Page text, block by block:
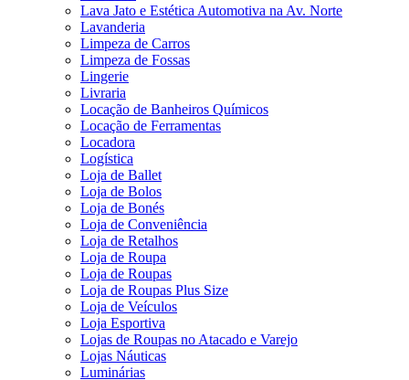
Lava Jato e Estética Automotiva na Av. Norte
Lavanderia
Limpeza de Carros
Limpeza de Fossas
Lingerie
Livraria
Locação de Banheiros Químicos
Locação de Ferramentas
Locadora
Logística
Loja de Ballet
Loja de Bolos
Loja de Bonés
Loja de Conveniência
Loja de Retalhos
Loja de Roupa
Loja de Roupas
Loja de Roupas Plus Size
Loja de Veículos
Loja Esportiva
Lojas de Roupas no Atacado e Varejo
Lojas Náuticas
Luminárias